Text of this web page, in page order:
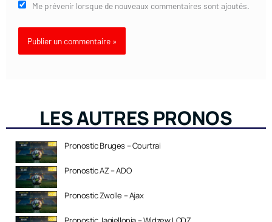
Me prévenir lorsque de nouveaux commentaires sont ajoutés.
LES AUTRES PRONOS
Pronostic Bruges – Courtrai
Pronostic AZ – ADO
Pronostic Zwolle – Ajax